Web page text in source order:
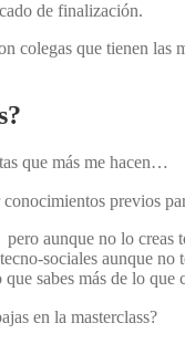
de finalización.
colegas que tienen las
que más me hacen…
previos
aunque no lo creas
sociales aunque no
sabes más de lo que
en la masterclass?